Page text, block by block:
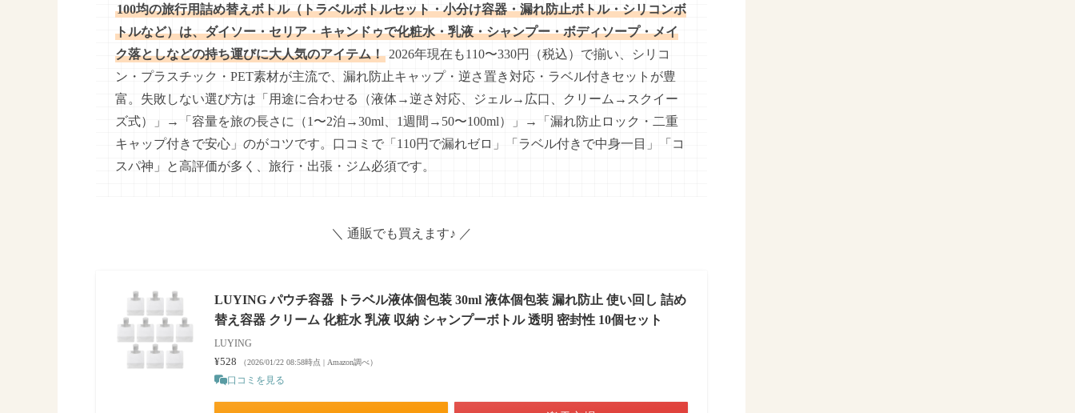
100均の旅行用詰め替えボトル（トラベルボトルセット・小分け容器・漏れ防止ボトル・シリコンボ
トルなど）は、ダイソー・セリア・キャンドゥで化粧水・乳液・シャンプー・ボディソープ・メイ
ク落としなどの持ち運びに大人気のアイテム！ 2026年現在も110〜330円（税込）で揃い、シリコ
ン・プラスチック・PET素材が主流で、漏れ防止キャップ・逆さ置き対応・ラベル付きセットが豊
富。失敗しない選び方は「用途に合わせる（液体→逆さ対応、ジェル→広口、クリーム→スクイー
ズ式）」→「容量を旅の長さに（1〜2泊→30ml、1週間→50〜100ml）」→「漏れ防止ロック・二重
キャップ付きで安心」のがコツです。口コミで「110円で漏れゼロ」「ラベル付きで中身一目」「コ
スパ神」と高評価が多く、旅行・出張・ジム必須です。
＼ 通販でも買えます♪ ／
LUYING パウチ容器 トラベル液体個包装 30ml 液体個包装 漏れ防止 使い回し 詰め
替え容器 クリーム 化粧水 乳液 収納 シャンプーボトル 透明 密封性 10個セット
LUYING
¥528 （2026/01/22 08:58時点 | Amazon調べ）
口コミを見る